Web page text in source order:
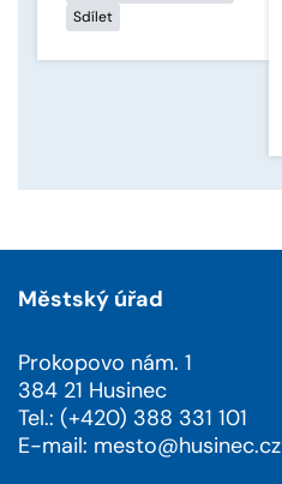
Sdílet
Městský úřad
Prokopovo nám. 1
384 21 Husinec
Tel.: (+420) 388 331 101
E-mail: mesto@husinec.cz